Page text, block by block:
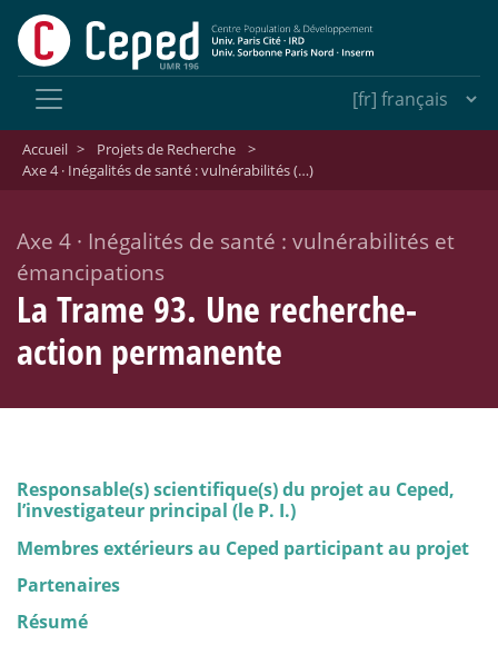
Accueil > Projets de Recherche
>
Axe 4 · Inégalités de santé : vulnérabilités (…)
Axe 4 · Inégalités de santé : vulnérabilités et
émancipations
La Trame 93. Une recherche-
action permanente
Responsable(s) scientifique(s) du projet au Ceped,
l’investigateur principal (le P. I.)
Membres extérieurs au Ceped participant au projet
Partenaires
Résumé